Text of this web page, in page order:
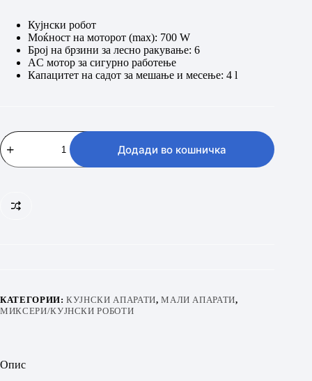
was:
8.490 ден.
is:
6.490 ден.
Кујнски робот
Моќност на моторот (max): 700 W
Број на брзини за лесно ракување: 6
AC мотор за сигурно работење
Капацитет на садот за мешање и месење: 4 l
Gorenje
MMC700W
количина
Додади во кошничка
КАТЕГОРИИ:КУЈНСКИ АПАРАТИ,МАЛИ АПАРАТИ,
МИКСЕРИ/КУЈНСКИ РОБОТИ
Опис